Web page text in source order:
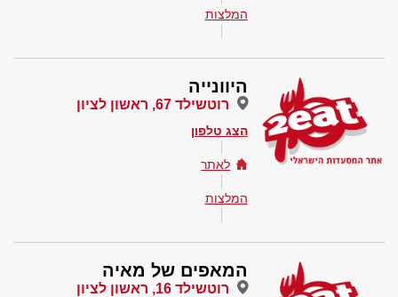
המלצות
היוונייה
רוטשילד 67, ראשון לציון
הצג טלפון
לאתר
המלצות
המאפים של מאיה
רוטשילד 16, ראשון לציון